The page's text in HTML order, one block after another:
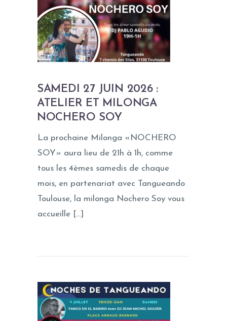
SAMEDI 27 JUIN 2026 :
ATELIER ET MILONGA
NOCHERO SOY
La prochaine Milonga «NOCHERO
SOY» aura lieu de 21h à 1h, comme
tous les 4èmes samedis de chaque
mois, en partenariat avec Tangueando
Toulouse, la milonga Nochero Soy vous
accueille […]